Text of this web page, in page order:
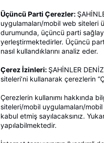
Üçüncü Parti Çerezler:
uygulamaları/mobil web siteleri
durumunda, üçüncü parti
yerleştirmektedirler. Üçüncü
nasıl kullandıklarını analiz eder.
Çerez İzinleri: ŞAHİNLER
siteleri’ni kullanarak çerezlerin
Çerezlerin kullanımı hakkında
siteleri/mobil uygulamaları/
kabul etmiş sayılacaksınız.
yapılabilmektedir.